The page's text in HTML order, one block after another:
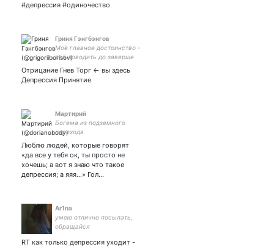
#депрессия #одиночество
Гриня Гэнгбэнгов
Моё главное достоинство -
всё доводить до заверше
Отрицание Гнев Торг <- вы здесь
Депрессия Принятие
Мартирий
Богема из подземного
перехода
Люблю людей, которые говорят
«да все у тебя ок, ты просто не
хочешь; а вот я знаю что такое
депрессия; а яяя…» Гол…
Ar1na
умею отлично посылать,
обращайся
RT как только депрессия уходит -